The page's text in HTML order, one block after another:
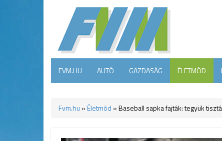
FVM.HU AUTÓ GAZDASÁG ÉLETMÓD
Fvm.hu » Életmód »Baseball sapka fajták: tegyük